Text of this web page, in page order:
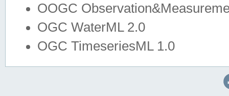
OOGC
OGC WaterML 2.0
OGC TimeseriesML 1.0